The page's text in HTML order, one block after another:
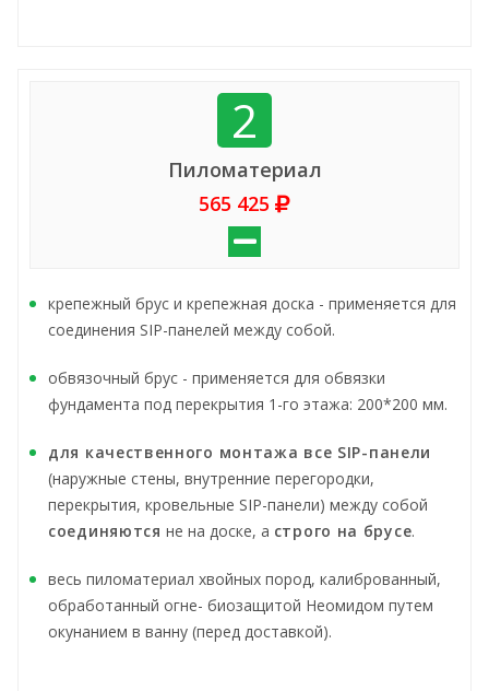
2
Пиломатериал
565 425
крепежный брус и крепежная доска - применяется для
соединения SIP-панелей между собой.
обвязочный брус - применяется для обвязки
фундамента под перекрытия 1-го этажа: 200*200 мм.
для качественного монтажа все SIP-панели
(наружные стены, внутренние перегородки,
перекрытия, кровельные SIP-панели) между собой
соединяются не на доске, а строго на брусе.
весь пиломатериал хвойных пород, калиброванный,
обработанный огне- биозащитой Неомидом путем
окунанием в ванну (перед доставкой).